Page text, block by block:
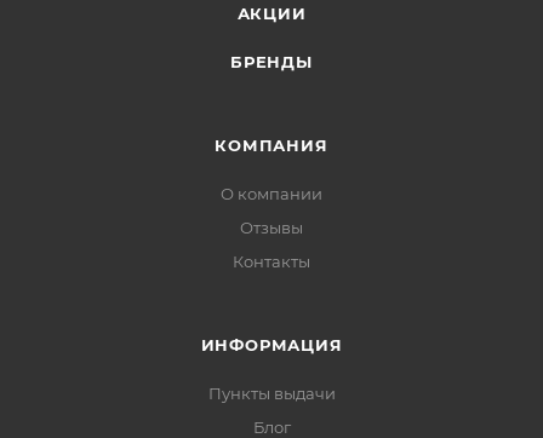
АКЦИИ
БРЕНДЫ
КОМПАНИЯ
О компании
Отзывы
Контакты
ИНФОРМАЦИЯ
Пункты выдачи
Блог